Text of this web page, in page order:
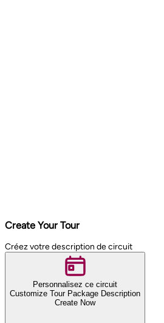
Create Your Tour
Créez votre description de circuit
Personnalisez ce circuit
Customize Tour Package Description
Create Now